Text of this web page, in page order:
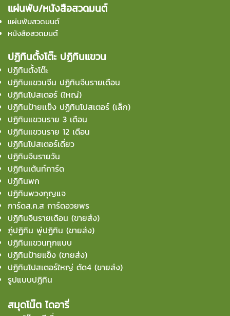
แผ่นพับ/หนังสือสวดมนต์
แผ่นพับสวดมนต์
หนังสือสวดมนต์
ปฏิทินตั้งโต๊ะ ปฏิทินแขวน
ปฏิทินตั้งโต๊ะ
ปฏิทินแขวนจีน ปฏิทินจีนรายเดือน
ปฏิทินโปสเตอร์ (ใหญ่)
ปฏิทินป้ายเเข็ง ปฏิทินโปสเตอร์ (เล็ก)
ปฏิทินแขวนราย 3 เดือน
ปฏิทินแขวนราย 12 เดือน
ปฏิทินโปสเตอร์เดี่ยว
ปฏิทินจีนรายวัน
ปฏิทินเต้นท์การ์ด
ปฏิทินพก
ปฏิทินพวงกุญแจ
การ์ดส.ค.ส การ์ดอวยพร
ปฏิทินจีนรายเดือน (ขายส่ง)
ภู่ปฏิทิน พู่ปฏิทิน (ขายส่ง)
ปฏิทินแขวนทุกแบบ
ปฏิทินป้ายแข็ง (ขายส่ง)
ปฏิทินโปสเตอร์ใหญ่ ตัด4 (ขายส่ง)
รูปแบบปฏิทิน
สมุดโน๊ต ไดอารี่